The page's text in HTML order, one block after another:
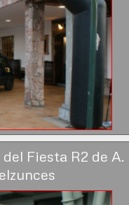
Fiesta R2 de A.